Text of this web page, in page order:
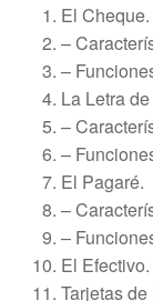
El Cheque.
–
–
La Letra
–
–
El Pagaré.
–
–
El Efectivo.
Tarjetas